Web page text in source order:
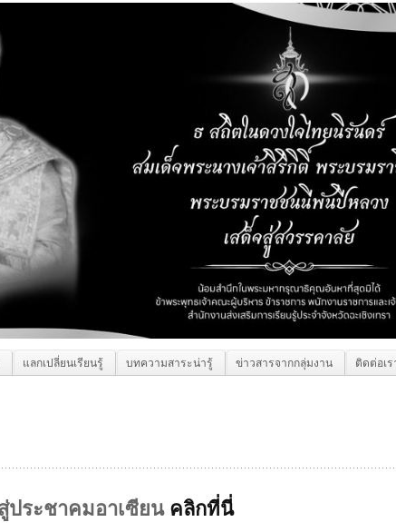
แลกเปลี่ยนเรียนรู้ บทความสาระน่ารู้ ข่าวสารจากกลุ่มงาน ติดต่อเร
ระชาคมอาเซียน คลิกที่นี่